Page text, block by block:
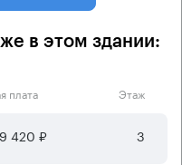
в этом здании:
плата Этаж
420 ₽ 3